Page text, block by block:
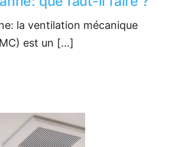
la ventilation mécanique
est un […]